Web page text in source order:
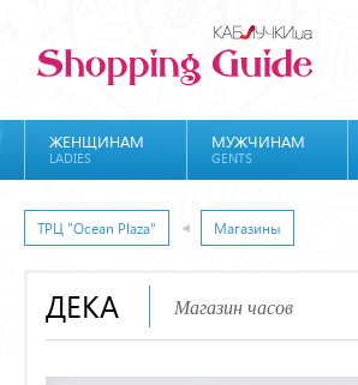
ЖЕНЩИНАМ
LADIES
МУЖЧИНАМ
GENTS
ТРЦ "Ocean Plaza" Магазины
ДЕКА Магазин часов